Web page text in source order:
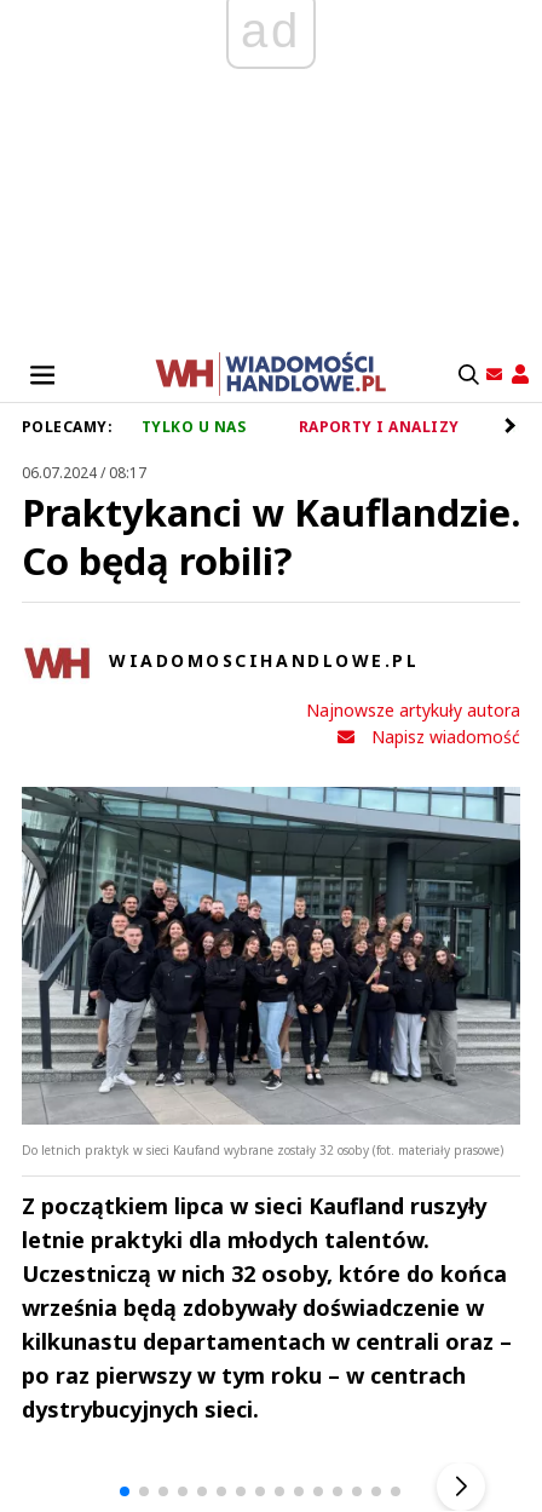
ad
POLECAMY: TYLKO U NAS RAPORTY I ANALIZY
06.07.2024 / 08:17
Praktykanci w Kauflandzie.
Co będą robili?
WIADOMOSCIHANDLOWE.PL
Najnowsze artykuły autora
Napisz wiadomość
Do letnich praktyk w sieci Kaufand wybrane zostały 32 osoby (fot. materiały prasowe)
Z początkiem lipca w sieci Kaufland ruszyły
letnie praktyki dla młodych talentów.
Uczestniczą w nich 32 osoby, które do końca
września będą zdobywały doświadczenie w
kilkunastu departamentach w centrali oraz –
po raz pierwszy w tym roku – w centrach
dystrybucyjnych sieci.